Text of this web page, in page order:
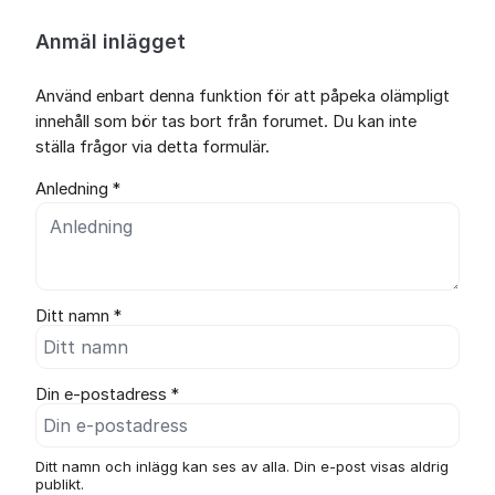
Anmäl inlägget
Använd enbart denna funktion för att påpeka olämpligt
innehåll som bör tas bort från forumet. Du kan inte
ställa frågor via detta formulär.
Anledning *
Ditt namn *
Din e-postadress *
Ditt namn och inlägg kan ses av alla. Din e-post visas aldrig
publikt.